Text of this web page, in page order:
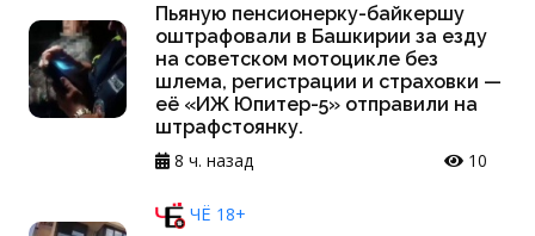
Пьяную пенсионерку-байкершу
оштрафовали в Башкирии за езду
на советском мотоцикле без
шлема, регистрации и страховки —
её «ИЖ Юпитер-5» отправили на
штрафстоянку.
8 ч. назад
10
ЧЁ 18+